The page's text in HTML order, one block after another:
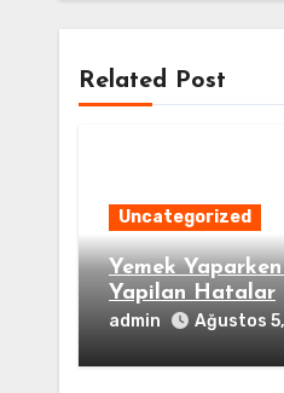
Related Post
Uncategorized
Yemek
Yapilan Hatalar
admin Ağustos